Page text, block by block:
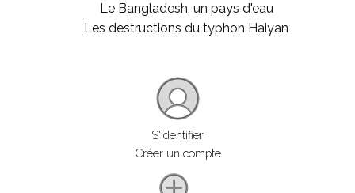
Le Bangladesh, un pays d'eau
Les destructions du typhon Haiyan
S'identifier
Créer un compte